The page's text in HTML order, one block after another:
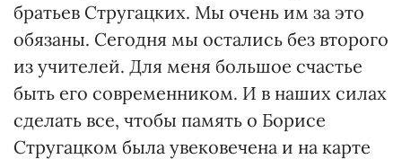
братьев Стругацких. Мы очень им за это
обязаны. Сегодня мы остались без второго
из учителей. Для меня большое счастье
быть его современником. И в наших силах
сделать все, чтобы память о Борисе
Стругацком была увековечена и на карте